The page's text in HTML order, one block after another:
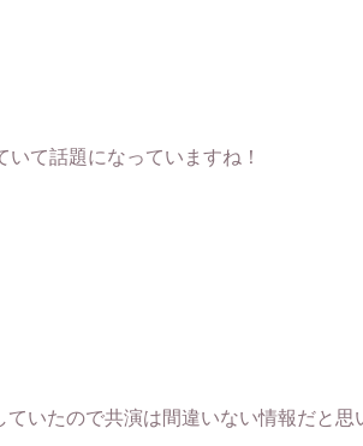
て話題になっていますね！
いたので共演は間違いない情報だと思